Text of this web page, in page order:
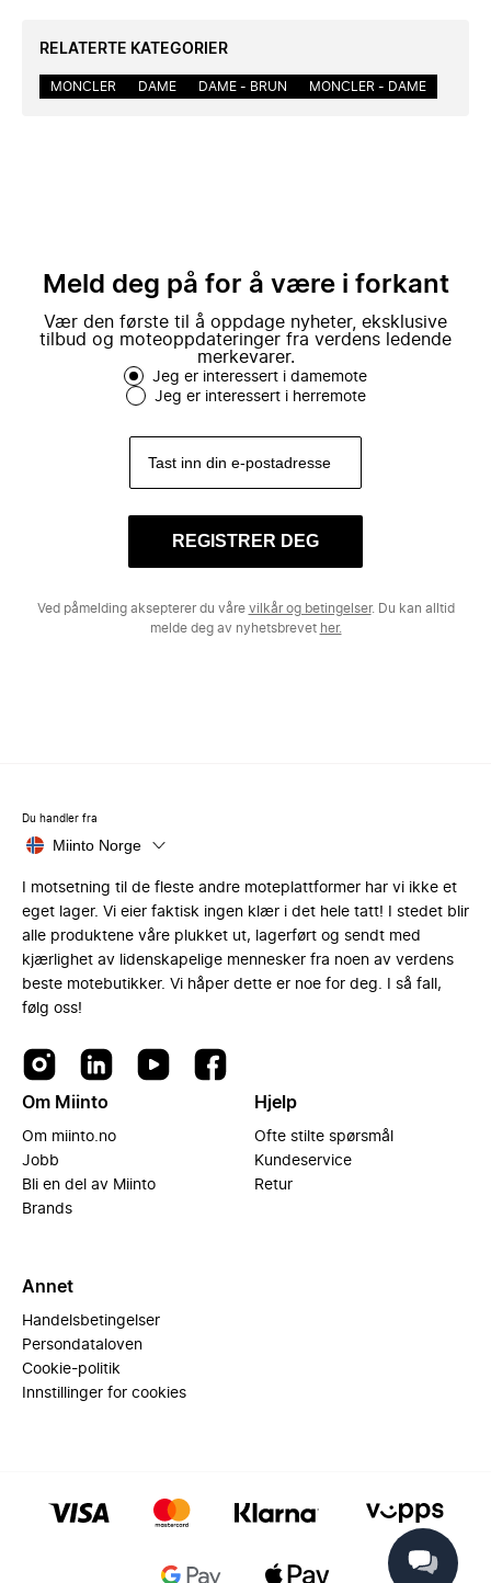
RELATERTE KATEGORIER
MONCLER DAME DAME - BRUN MONCLER - DAME
Meld deg på for å være i forkant
Vær den første til å oppdage nyheter, eksklusive
tilbud og moteoppdateringer fra verdens ledende
merkevarer.
Jeg er interessert i damemote
Jeg er interessert i herremote
REGISTRER DEG
Ved påmelding aksepterer du våre vilkår og betingelser. Du kan alltid
melde deg av nyhetsbrevet her.
Du handler fra
Miinto Norge
I motsetning til de fleste andre moteplattformer har vi ikke et
eget lager. Vi eier faktisk ingen klær i det hele tatt! I stedet blir
alle produktene våre plukket ut, lagerført og sendt med
kjærlighet av lidenskapelige mennesker fra noen av verdens
beste motebutikker. Vi håper dette er noe for deg. I så fall,
følg oss!
Om Miinto
Om miinto.no
Jobb
Bli en del av Miinto
Brands
Hjelp
Ofte stilte spørsmål
Kundeservice
Retur
Annet
Handelsbetingelser
Persondataloven
Cookie-politik
Innstillinger for cookies